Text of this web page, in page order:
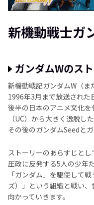
新機動戦士ガ
ガンダムWのス
新機動戦記ガンダムW（ま
1996年3月まで放送され
後半の日本のアニメ文化
（UC）から大きく逸脱し
その後のガンダムSeedと
ストーリーのあらすじと
圧政に反発する5人の少年
「ガンダム」を駆使して
ズ）」という組織と戦い
向かっていきます。